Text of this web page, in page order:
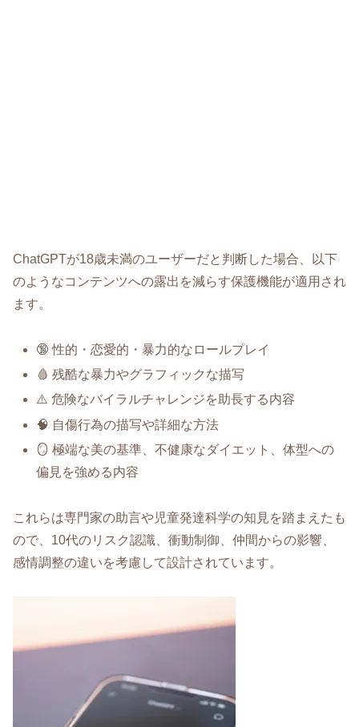
ChatGPTが18歳未満のユーザーだと判断した場合、以下
のようなコンテンツへの露出を減らす保護機能が適用され
ます。
🔞 性的・恋愛的・暴力的なロールプレイ
🩸 残酷な暴力やグラフィックな描写
⚠️ 危険なバイラルチャレンジを助長する内容
🧠 自傷行為の描写や詳細な方法
🪞 極端な美の基準、不健康なダイエット、体型への
偏見を強める内容
これらは専門家の助言や児童発達科学の知見を踏まえたも
ので、10代のリスク認識、衝動制御、仲間からの影響、
感情調整の違いを考慮して設計されています。